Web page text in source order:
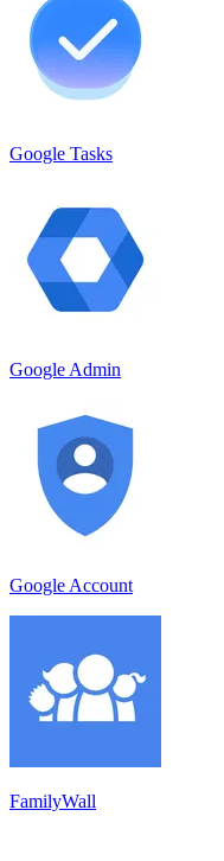
Google Tasks
Google Admin
Google Account
FamilyWall